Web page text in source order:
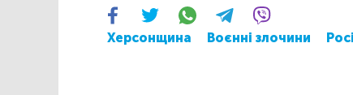
Херсонщина Воєнні злочини